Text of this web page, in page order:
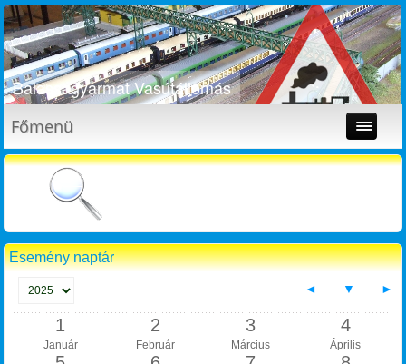
Balassagyarmat Vasútállomás
Főmenü
Esemény naptár
◄ ▼ ►
1
Január
2
Február
3
Március
4
Április